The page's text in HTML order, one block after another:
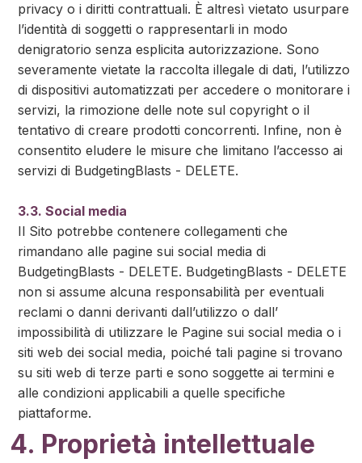
privacy o i diritti contrattuali. È altresì vietato usurpare
l’identità di soggetti o rappresentarli in modo
denigratorio senza esplicita autorizzazione. Sono
severamente vietate la raccolta illegale di dati, l’utilizzo
di dispositivi automatizzati per accedere o monitorare i
servizi, la rimozione delle note sul copyright o il
tentativo di creare prodotti concorrenti. Infine, non è
consentito eludere le misure che limitano l’accesso ai
servizi di BudgetingBlasts - DELETE.
3.3. Social media
Il Sito potrebbe contenere collegamenti che
rimandano alle pagine sui social media di
BudgetingBlasts - DELETE. BudgetingBlasts - DELETE
non si assume alcuna responsabilità per eventuali
reclami o danni derivanti dall’utilizzo o dall’
impossibilità di utilizzare le Pagine sui social media o i
siti web dei social media, poiché tali pagine si trovano
su siti web di terze parti e sono soggette ai termini e
alle condizioni applicabili a quelle specifiche
piattaforme.
4. Proprietà intellettuale